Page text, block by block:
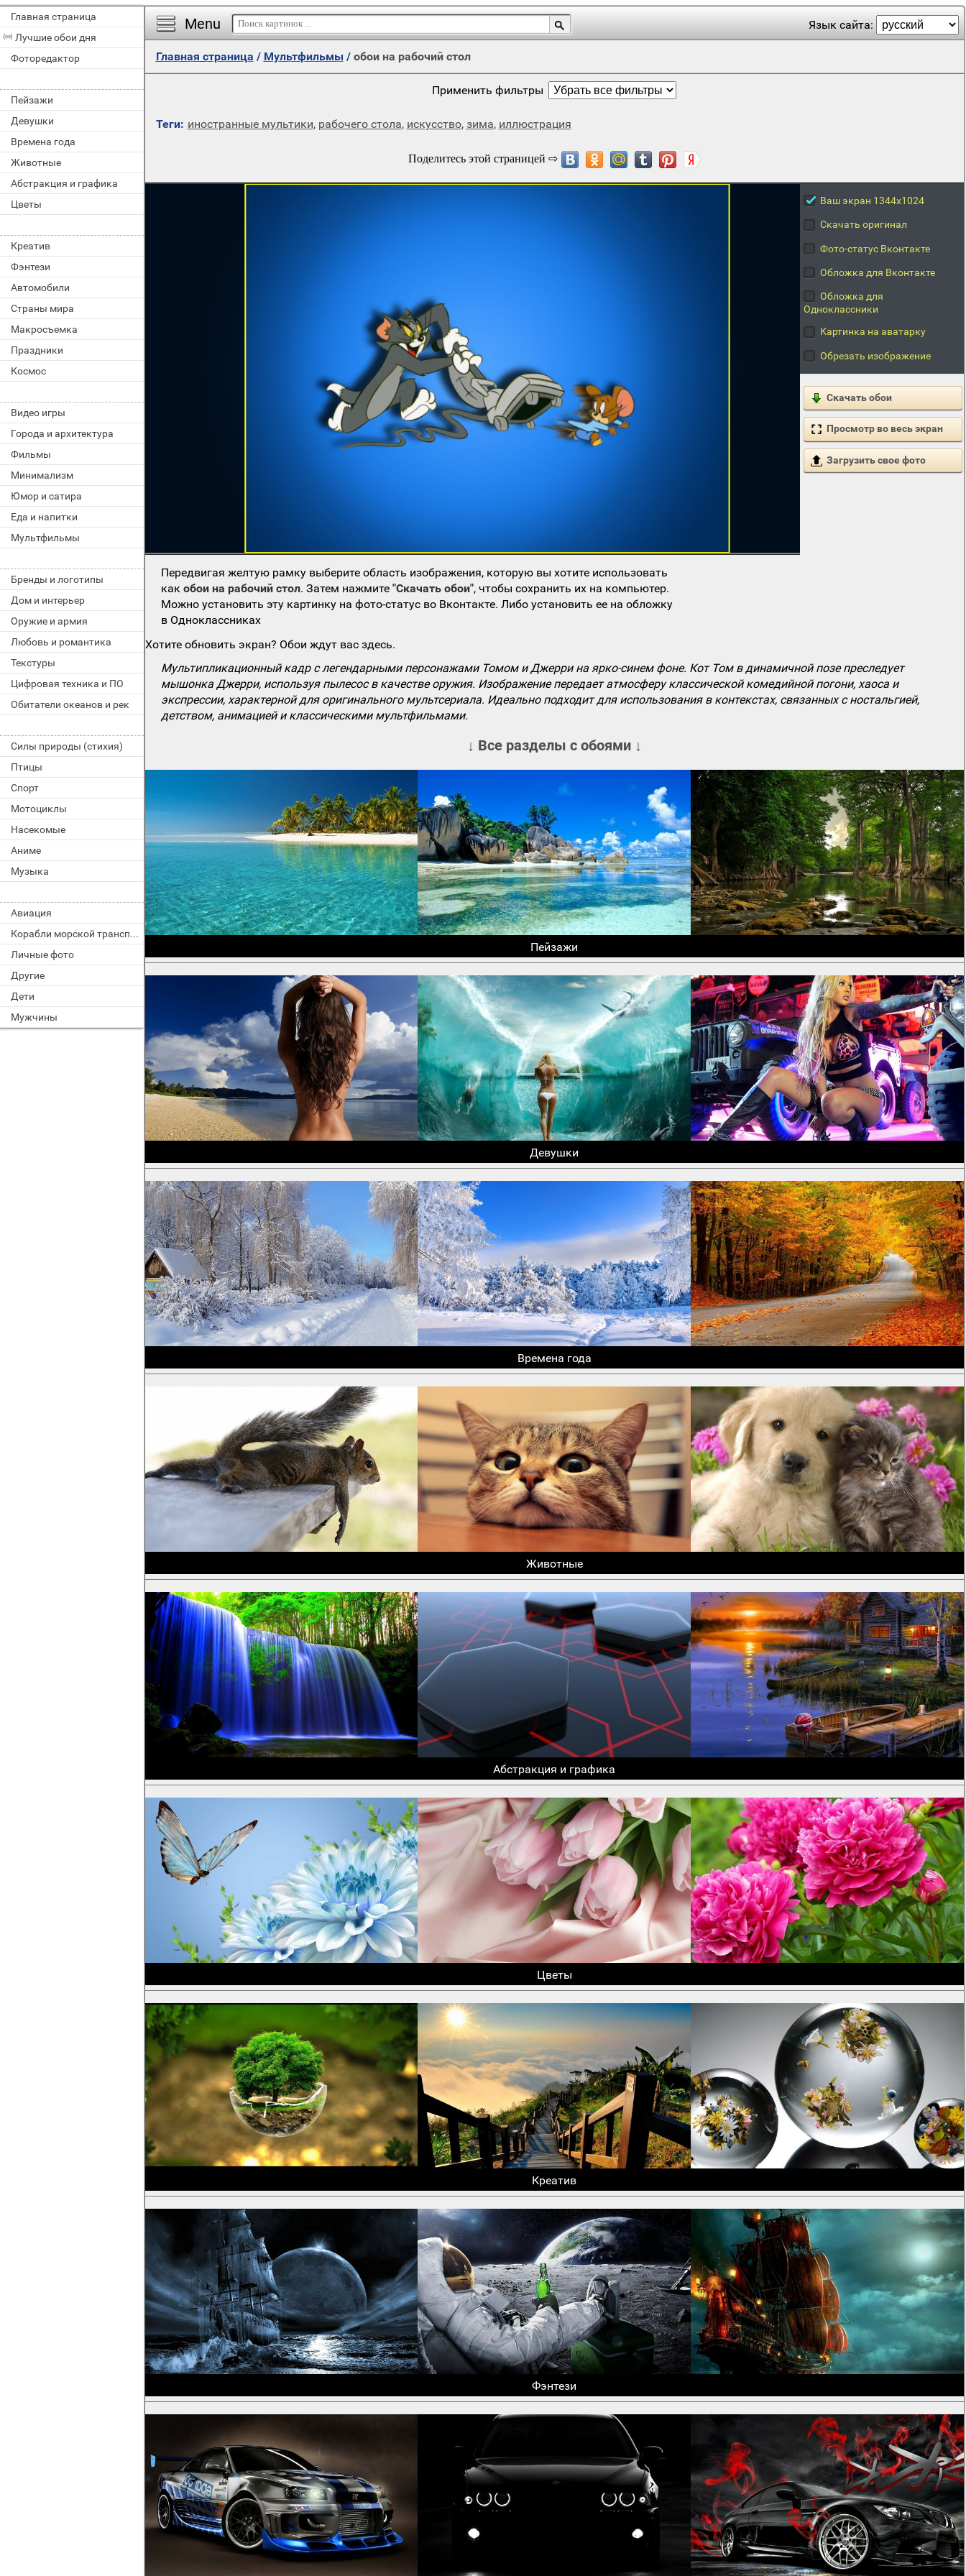
Главная страница
Лучшие обои дня
Фоторедактор
Пейзажи
Девушки
Времена года
Животные
Абстракция и графика
Цветы
Креатив
Фэнтези
Автомобили
Страны мира
Макросъемка
Праздники
Космос
Видео игры
Города и архитектура
Фильмы
Минимализм
Юмор и сатира
Еда и напитки
Мультфильмы
Бренды и логотипы
Дом и интерьер
Оружие и армия
Любовь и романтика
Текстуры
Цифровая техника и ПО
Обитатели океанов и рек
Силы природы (стихия)
Птицы
Спорт
Мотоциклы
Насекомые
Аниме
Музыка
Авиация
Корабли морской транспорт
Личные фото
Другие
Дети
Мужчины
Menu Язык сайта:
Главная страница / Мультфильмы/ обои на рабочий стол
Применить фильтры
Теги: иностранные мультики, рабочего стола, искусство, зима, иллюстрация
Ваш экран 1344x1024
Скачать оригинал
Фото-статус Вконтакте
Обложка для Вконтакте
Обложка для
Одноклассники
Картинка на аватарку
Обрезать изображение
Скачать обои
Просмотр во весь экран
Загрузить свое фото
Передвигая желтую рамку выберите область изображения, которую вы хотите использовать
какобои на рабочий стол. Затем нажмите"Скачать обои", чтобы сохранить их на компьютер.
Можно установить эту картинку на фото-статус во Вконтакте. Либо установить ее на обложку
в Одноклассниках
Хотите обновить экран? Обои ждут вас здесь.
Мультипликационный кадр с легендарными персонажами Томом и Джерри на ярко-синем фоне. Кот Том в динамичной позе преследует
мышонка Джерри, используя пылесос в качестве оружия. Изображение передает атмосферу классической комедийной погони, хаоса и
экспрессии, характерной для оригинального мультсериала. Идеально подходит для использования в контекстах, связанных с ностальгией,
детством, анимацией и классическими мультфильмами.
↓ Все разделы с обоями ↓
Пейзажи
Девушки
Времена года
Животные
Абстракция и графика
Цветы
Креатив
Фэнтези